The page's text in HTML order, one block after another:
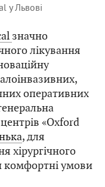
у Львові
значно
лікування
оперативних
«Oxford
, для
хірургічного
комфортні умови